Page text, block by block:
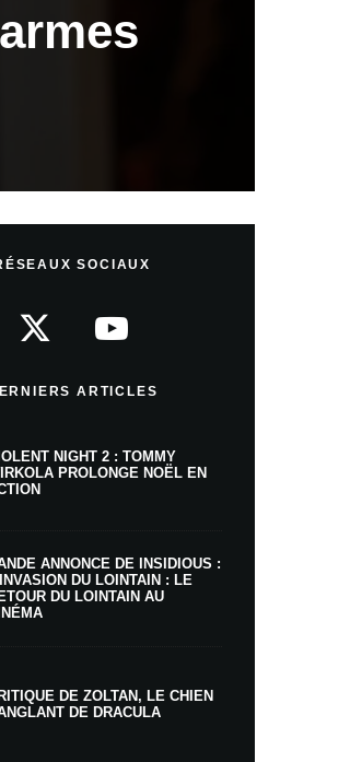
SOCIAUX
ARTICLES
NIGHT 2 : TOMMY
PROLONGE NOËL EN
ANNONCE DE INSIDIOUS :
DU LOINTAIN : LE
DU LOINTAIN AU
DE ZOLTAN, LE CHIEN
DE DRACULA